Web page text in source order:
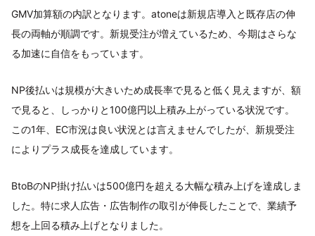
GMV加算額の内訳となります。atoneは新規店導入と既存店の伸
長の両軸が順調です。新規受注が増えているため、今期はさらな
る加速に自信をもっています。
NP後払いは規模が大きいため成長率で見ると低く見えますが、額
で見ると、しっかりと100億円以上積み上がっている状況です。
この1年、EC市況は良い状況とは言えませんでしたが、新規受注
によりプラス成長を達成しています。
BtoBのNP掛け払いは500億円を超える大幅な積み上げを達成しま
した。特に求人広告・広告制作の取引が伸長したことで、業績予
想を上回る積み上げとなりました。